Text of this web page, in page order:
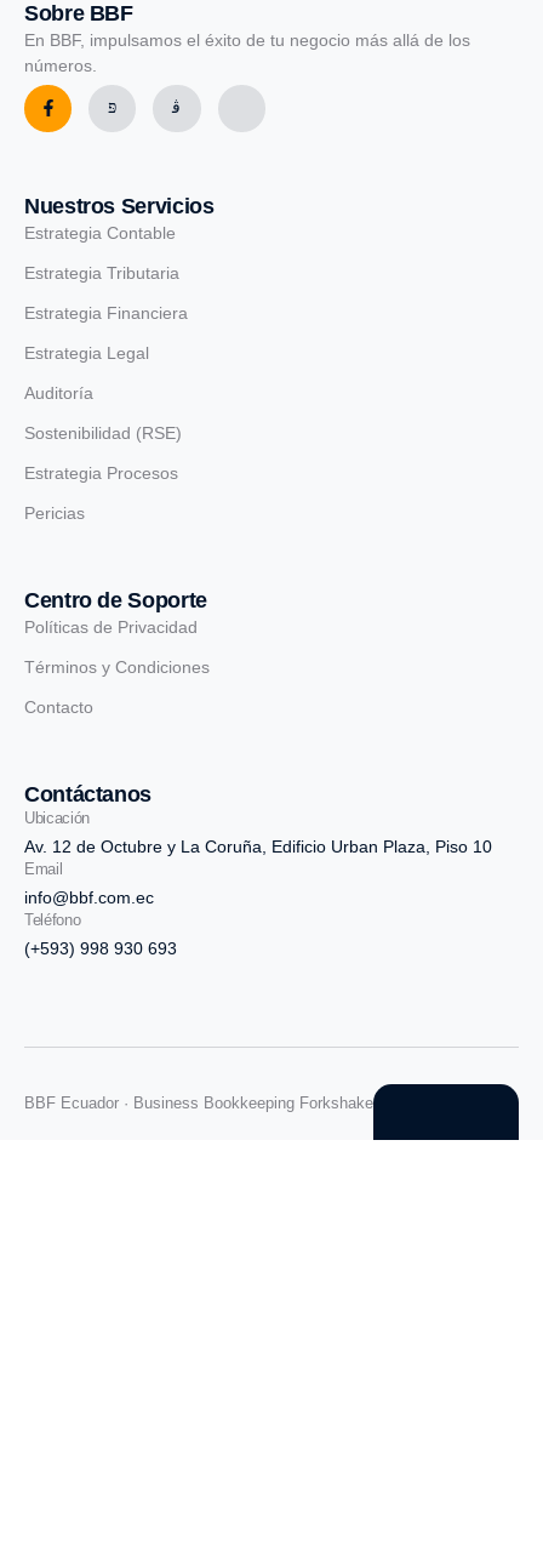
Sobre BBF
En BBF, impulsamos el éxito de tu negocio más allá de los
números.
Nuestros Servicios
Estrategia Contable
Estrategia Tributaria
Estrategia Financiera
Estrategia Legal
Auditoría
Sostenibilidad (RSE)
Estrategia Procesos
Pericias
Centro de Soporte
Políticas de Privacidad
Términos y Condiciones
Contacto
Contáctanos
Ubicación
Av. 12 de Octubre y La Coruña, Edificio Urban Plaza, Piso 10
Email
info@bbf.com.ec
Teléfono
(+593) 998 930 693
BBF Ecuador · Business Bookkeeping Forkshake